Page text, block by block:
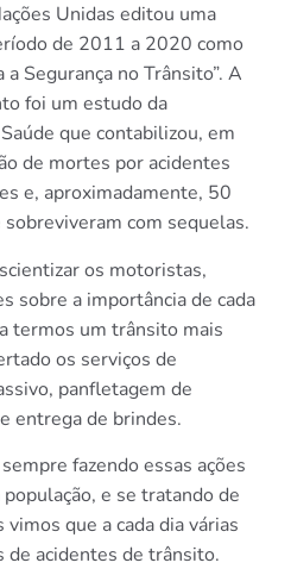
Unidas editou uma
de 2011 a 2020 como
a Segurança no Trânsito”. A
foi um estudo da
que contabilizou, em
de mortes por acidentes
e, aproximadamente, 50
com sequelas.
os motoristas,
sobre a importância de cada
termos um trânsito mais
os serviços de
panfletagem de
entrega de brindes.
fazendo essas ações
e se tratando de
que a cada dia várias
acidentes de trânsito.